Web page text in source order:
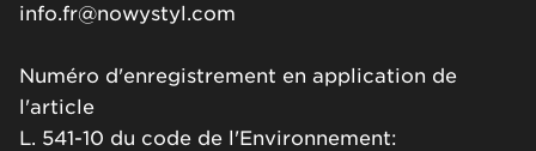
info.fr@nowystyl.com
Numéro d'enregistrement en application de
l'article
L. 541-10 du code de l'Environnement: